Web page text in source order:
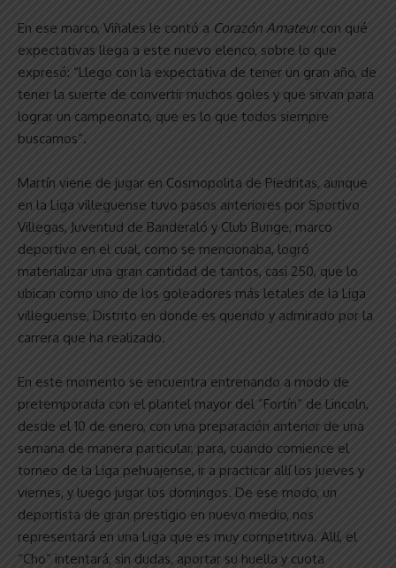
En ese marco, Viñales le contó a Corazón Amateurcon qué
expectativas llega a este nuevo elenco, sobre lo que
expresó: “Llego con la expectativa de tener un gran año, de
tener la suerte de convertir muchos goles y que sirvan para
lograr un campeonato, que es lo que todos siempre
buscamos”.
Martín viene de jugar en Cosmopolita de Piedritas, aunque
en la Liga villeguense tuvo pasos anteriores por Sportivo
Villegas, Juventud de Banderaló y Club Bunge, marco
deportivo en el cual, como se mencionaba, logró
materializar una gran cantidad de tantos, casi 250, que lo
ubican como uno de los goleadores más letales de la Liga
villeguense, Distrito en donde es querido y admirado por la
carrera que ha realizado.
En este momento se encuentra entrenando a modo de
pretemporada con el plantel mayor del “Fortín” de Lincoln,
desde el 10 de enero, con una preparación anterior de una
semana de manera particular, para, cuando comience el
torneo de la Liga pehuajense, ir a practicar allí los jueves y
viernes, y luego jugar los domingos. De ese modo, un
deportista de gran prestigio en nuevo medio, nos
representará en una Liga que es muy competitiva. Allí, el
“Cho” intentará, sin dudas, aportar su huella y cuota